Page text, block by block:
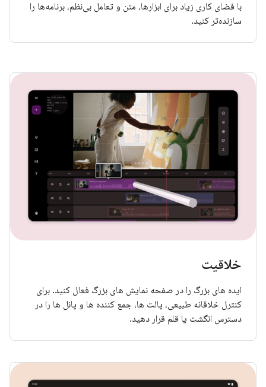
با فضای کاری زیاد برای ابزارها، متن و تعامل بی‌نظم، برنامه‌ها را
سازنده‌تر کنید.
خلاقیت
ایده های بزرگ را در صفحه نمایش های بزرگ فعال کنید. برای
کنترل خلاقانه طبیعی، پالت ها، جمع کننده ها و پانل ها را در
دسترس انگشت یا قلم قرار دهید.